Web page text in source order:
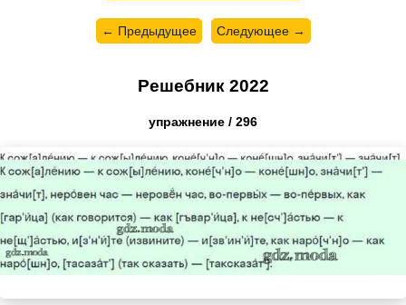
← Предыдущее Следующее →
Решебник 2022
упражнение / 296